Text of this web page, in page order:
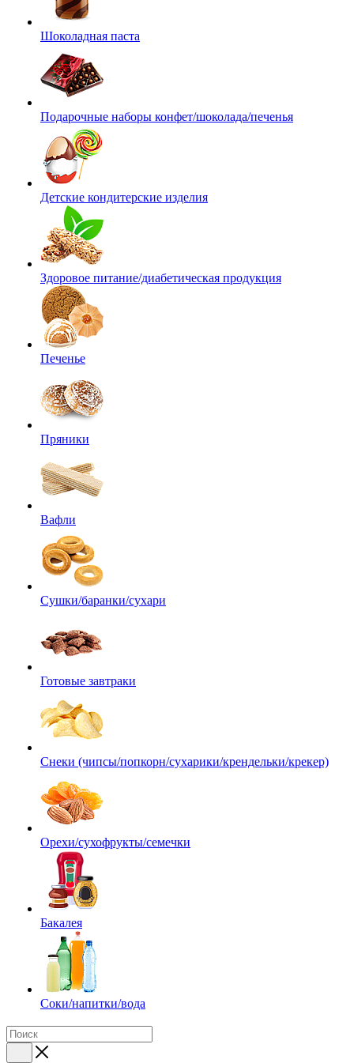
Шоколадная паста
Подарочные наборы конфет/шоколада/печенья
Детские кондитерские изделия
Здоровое питание/диабетическая продукция
Печенье
Пряники
Вафли
Сушки/баранки/сухари
Готовые завтраки
Снеки (чипсы/попкорн/сухарики/крендельки/крекер)
Орехи/сухофрукты/семечки
Бакалея
Соки/напитки/вода